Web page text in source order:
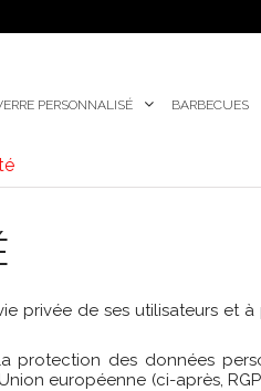
PERSONNALISÉ BARBECUES
vie privée de ses utilisateurs
des données
européenne (ci-après,